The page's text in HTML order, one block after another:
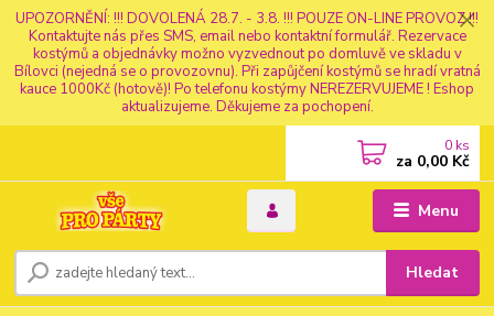
UPOZORNĚNÍ: !!! DOVOLENÁ 28.7. - 3.8. !!! POUZE ON-LINE PROVOZ !!!
Kontaktujte nás přes SMS, email nebo kontaktní formulář. Rezervace
kostýmů a objednávky možno vyzvednout po domluvě ve skladu v
Bílovci (nejedná se o provozovnu). Při zapůjčení kostýmů se hradí vratná
kauce 1000Kč (hotově)! Po telefonu kostýmy NEREZERVUJEME ! Eshop
aktualizujeme. Děkujeme za pochopení.
Menu
Hledat
0 ks
za 0,00 Kč